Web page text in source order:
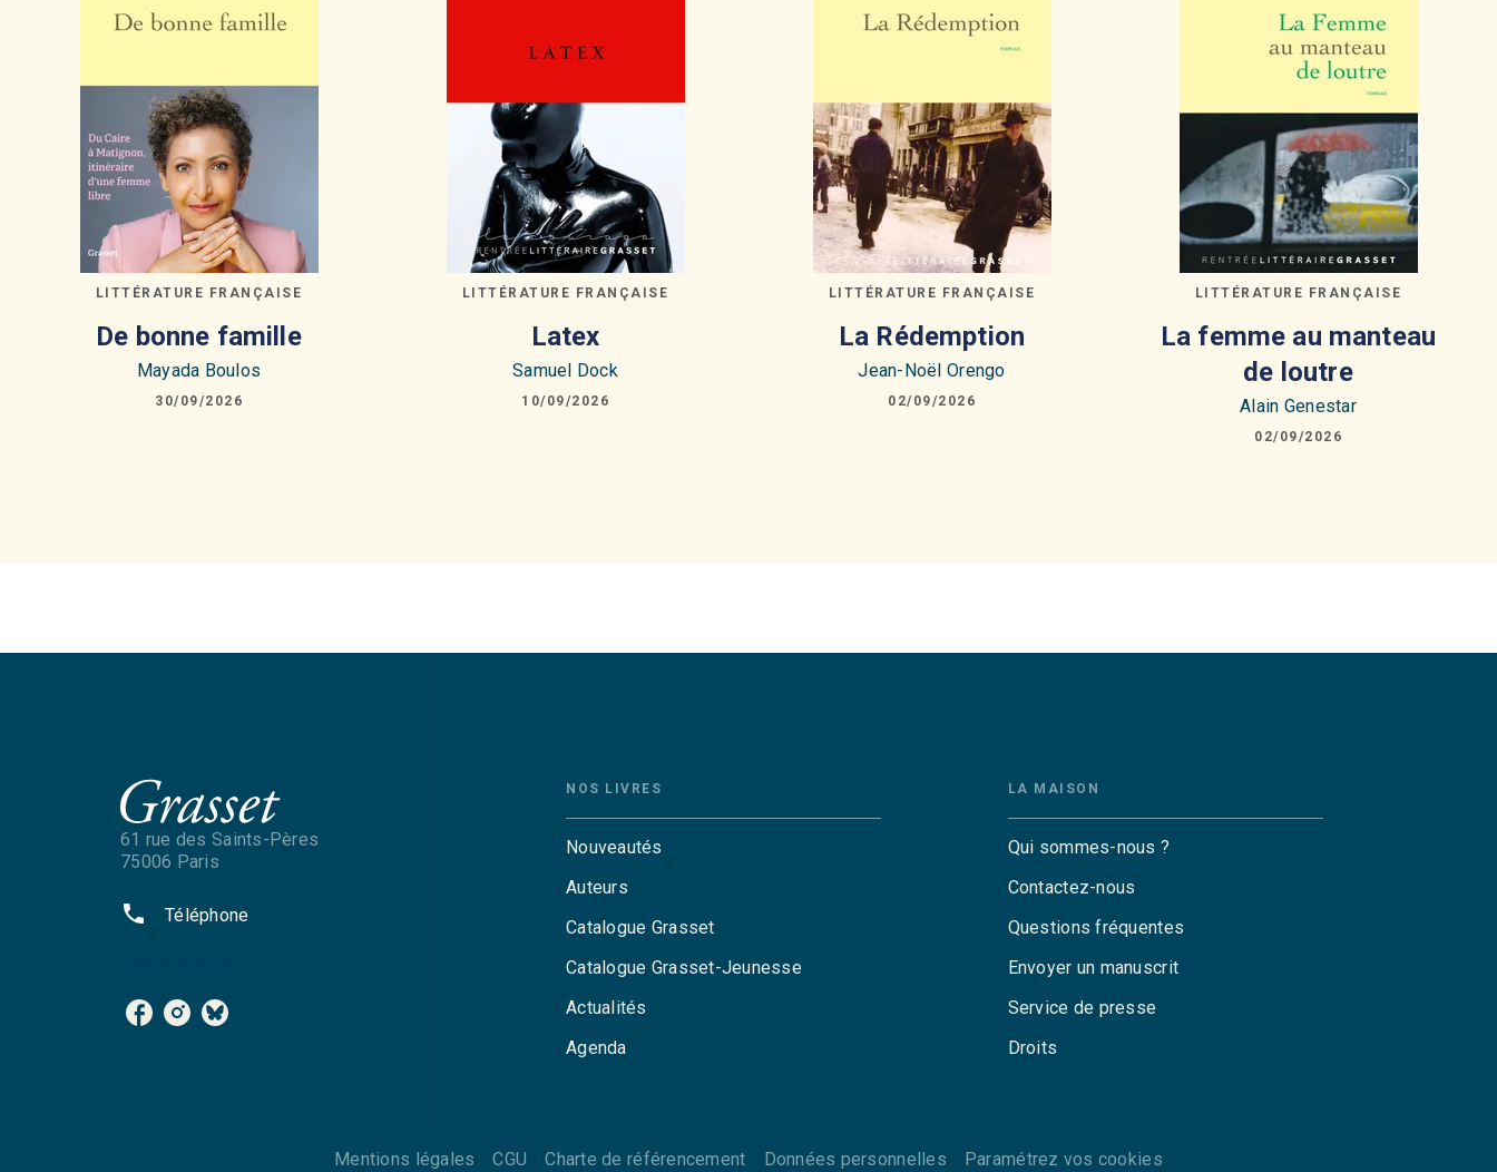
LITTÉRATURE FRANÇAISE
De bonne famille
Mayada Boulos
30/09/2026
LITTÉRATURE FRANÇAISE
Latex
Samuel Dock
10/09/2026
LITTÉRATURE FRANÇAISE
La Rédemption
Jean-Noël Orengo
02/09/2026
LITTÉRATURE FRANÇAISE
La femme au manteau
de loutre
Alain Genestar
02/09/2026
61 rue des Saints-Pères
75006 Paris
phone Téléphone
NOS LIVRES
Nouveautés
Auteurs
Catalogue Grasset
Catalogue Grasset-Jeunesse
Actualités
Agenda
LA MAISON
Qui sommes-nous ?
Contactez-nous
Questions fréquentes
Envoyer un manuscrit
Service de presse
Droits
Mentions légales CGU Charte de référencement Données personnelles Paramétrez vos cookies